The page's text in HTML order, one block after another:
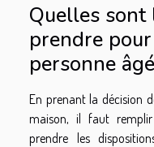
Quelles sont
prendre
personne
En prenant la décision
maison, il faut remplir
prendre les